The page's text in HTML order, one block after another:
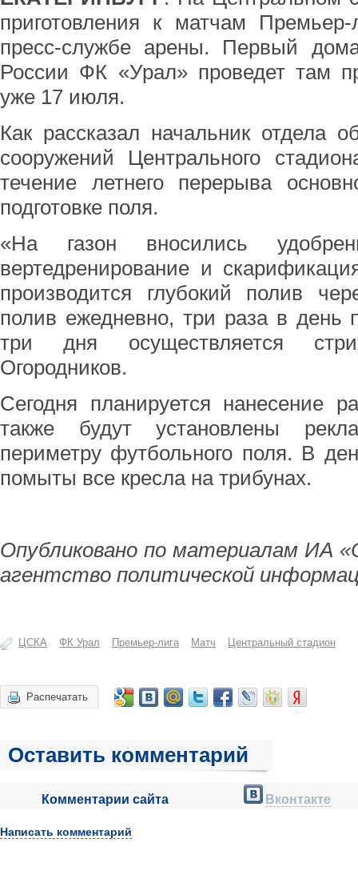
приготовления к матчам
пресс-службе арены. Первый
России ФК «Урал» проведет там
уже 17 июля.
Как рассказал начальник отдела
сооружений Центрального
течение летнего перерыва
подготовке поля.
«На газон вносились
вертедренирование и
производится глубокий полив
полив ежедневно, три раза в день
три дня осуществляется
Огородников.
Сегодня планируется нанесение
также будут установлены
периметру футбольного поля. В
помыты все кресла на трибунах.
Опубликовано по материалам ИА
агентство политической
ЦСКА ФК Урал Премьер-лига Матч Центральный стадион
Распечатать
Оставить комментарий
Комментарии сайта Вконтакте
Написать комментарий